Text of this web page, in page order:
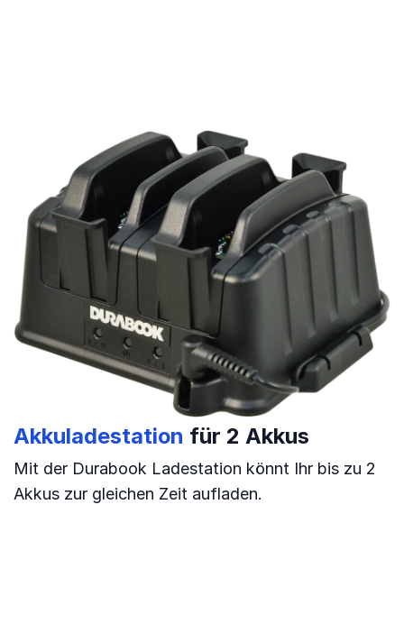
Akkuladestation für 2 Akkus
Mit der Durabook Ladestation könnt Ihr bis zu 2
Akkus zur gleichen Zeit aufladen.